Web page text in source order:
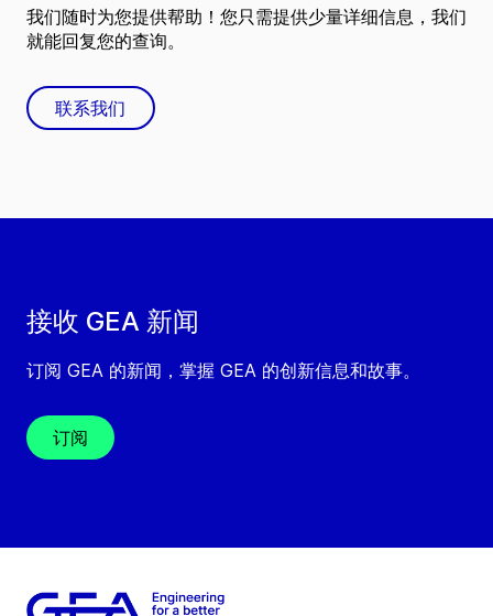
接收 GEA 新闻
订阅 GEA 的新闻，掌握 GEA 的创新信息和故事。
订阅
我们随时为您提供帮助！您只需提供少量详细信息，我们
就能回复您的查询。
联系我们